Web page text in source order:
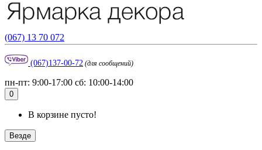
(067) 13 70 072
(067)137-00-72 (для сообщений)
пн-пт: 9:00-17:00 сб: 10:00-14:00
0
В корзине пусто!
Везде